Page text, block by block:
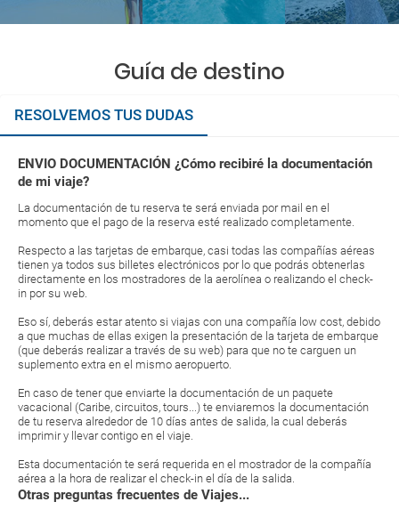
Guía de destino
RESOLVEMOS TUS DUDAS
ENVIO DOCUMENTACIÓN ¿Cómo recibiré la documentación
de mi viaje?
La documentación de tu reserva te será enviada por mail en el
momento que el pago de la reserva esté realizado completamente.
Respecto a las tarjetas de embarque, casi todas las compañías aéreas
tienen ya todos sus billetes electrónicos por lo que podrás obtenerlas
directamente en los mostradores de la aerolínea o realizando el check-
in por su web.
Eso sí, deberás estar atento si viajas con una compañía low cost, debido
a que muchas de ellas exigen la presentación de la tarjeta de embarque
(que deberás realizar a través de su web) para que no te carguen un
suplemento extra en el mismo aeropuerto.
En caso de tener que enviarte la documentación de un paquete
vacacional (Caribe, circuitos, tours...) te enviaremos la documentación
de tu reserva alrededor de 10 días antes de salida, la cual deberás
imprimir y llevar contigo en el viaje.
Esta documentación te será requerida en el mostrador de la compañía
aérea a la hora de realizar el check-in el día de la salida.
Otras preguntas frecuentes de Viajes...